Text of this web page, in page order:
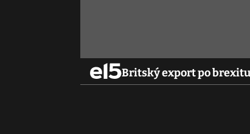
Britský export po